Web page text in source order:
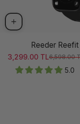
Reeder Reefit
Satış ücreti
3,299.00 TL
Normal fiyat6,598.00
5.0